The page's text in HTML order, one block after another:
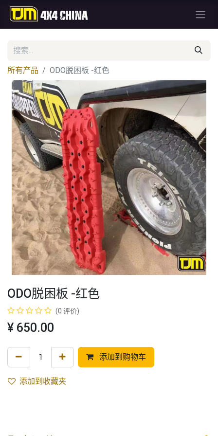
所有产品 ODO脱困板 -红色
ODO脱困板 -红色
(0 评价)
¥ 650.00
添加到购物车
添加到收藏夹